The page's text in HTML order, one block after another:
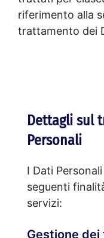
riferimento alla
trattamento dei
Dettagli sul
Personali
I Dati
seguenti
servizi:
Gestione dei